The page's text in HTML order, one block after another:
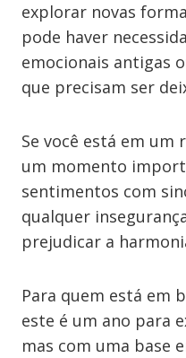
explorar novas
pode haver
emocionais antigas
que precisam ser
Se você está em um
um momento
sentimentos com
qualquer
prejudicar a
Para quem está em
este é um ano para
mas com uma base